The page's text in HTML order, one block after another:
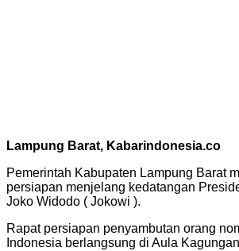
Lampung Barat, Kabarindonesia.co
Pemerintah Kabupaten Lampung Barat
persiapan menjelang kedatangan
Joko Widodo ( Jokowi ).
Rapat persiapan penyambutan orang
Indonesia berlangsung di Aula